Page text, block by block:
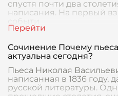
спустя почти два
написания. На первый
событи
Сочинение Почему
актуальна сегодня?
Пьеса Николая
написанная в 1836 году,
русской литературы.